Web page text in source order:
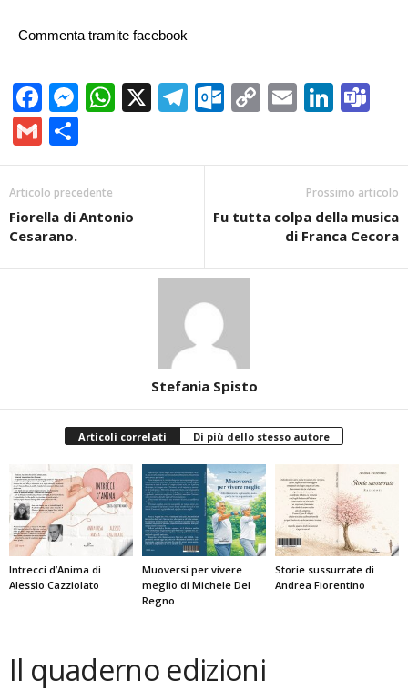
Commenta tramite facebook
Facebook
Messenger
WhatsApp
X Telegram
Outlook.com
CopyEmail
Gmail
Articolo precedente
Fiorella di Antonio
Cesarano.
Prossimo articolo
Fu tutta colpa della musica
di Franca Cecora
Stefania Spisto
Articoli correlati Di più dello stesso autore
Intrecci d’Anima di
Alessio Cazziolato
Muoversi per vivere
meglio di Michele Del
Regno
Storie sussurrate di
Andrea Fiorentino
Il quaderno edizioni